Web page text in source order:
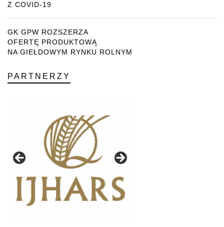
Z COVID-19
GK GPW ROZSZERZA
OFERTĘ PRODUKTOWĄ
NA GIEŁDOWYM RYNKU ROLNYM
PARTNERZY